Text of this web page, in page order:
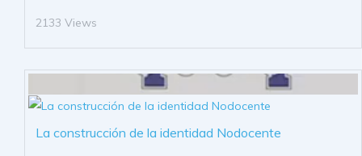
2133 Views
La construcción de la identidad Nodocente